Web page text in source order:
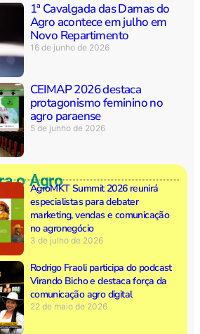
1ª Cavalgada das Damas do
Agro acontece em julho em
Novo Repartimento
16 de junho de 2026
CEIMAP 2026 destaca
protagonismo feminino no
agro paraense
5 de junho de 2026
o Agro
AgroMKT Summit 2026 reunirá
especialistas para debater
marketing, vendas e comunicação
no agronegócio
3 de julho de 2026
Rodrigo Fraoli participa do podcast
Virando Bicho e destaca força da
comunicação agro digital
22 de maio de 2026